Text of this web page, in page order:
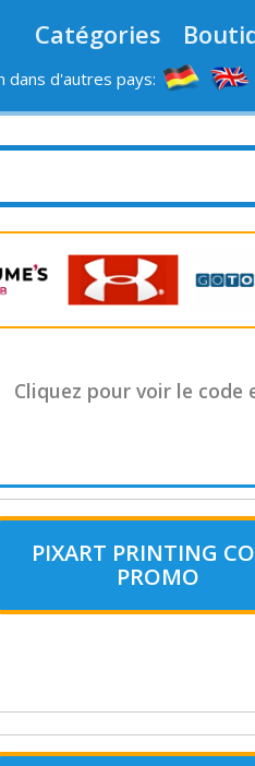
Catégories
dans d'autres pays:
Cliquez pour voir le code
PIXART PRINTING
PROMO